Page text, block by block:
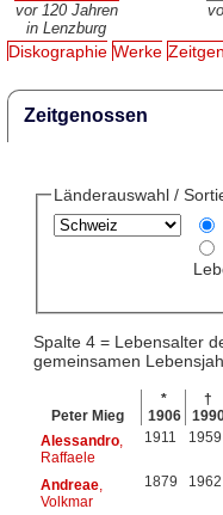
vor 120 Jahren
in Lenzburg
Diskographie Werke
Zeitgenossen
Länderauswahl /
Spalte 4 = Lebensalter
gemeinsamen
Peter Mieg
*
1906
†
Alessandro,
Raffaele
1911 1959
Andreae,
Volkmar
1879 1962